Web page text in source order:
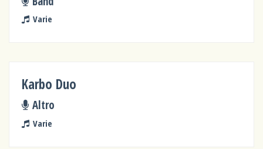
Varie
Karbo Duo
Altro
Varie